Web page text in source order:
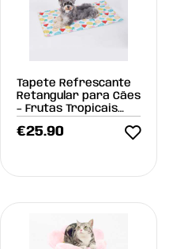
Tapete Refrescante
Retangular para Cães
– Frutas Tropicais
€25.90